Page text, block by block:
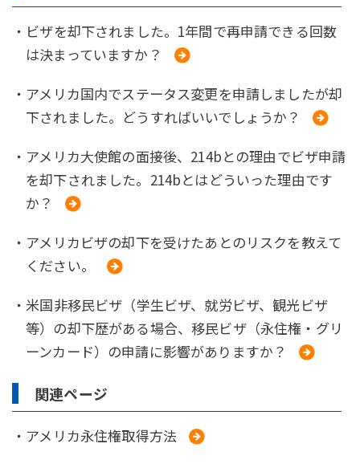
・ビザを却下されました。1年間で再申請できる回数
は決まっていますか？
・アメリカ国内でステータス変更を申請しましたが却
下されました。どうすればいいでしょうか？
・アメリカ大使館の面接後、214bとの理由でビザ申請
を却下されました。214bとはどういった理由です
か？
・アメリカビザの却下を受けたあとのリスクを教えて
ください。
・米国非移民ビザ（学生ビザ、就労ビザ、観光ビザ
等）の却下歴がある場合、移民ビザ（永住権・グリ
ーンカード）の申請に影響がありますか？
関連ページ
・アメリカ永住権取得方法